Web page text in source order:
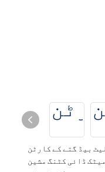
بیڈ گتے کے کارٹن
ڈائی کٹنگ مشین